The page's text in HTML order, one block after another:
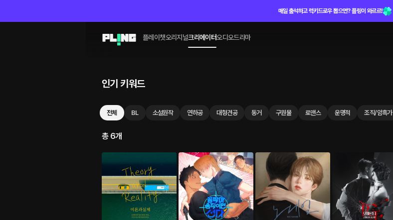
매일 출석하고 럭키드로우 뽑으면? 플링이 와르르!
플레이챗오리지널크리에이터오디오드라마
인기 키워드
전체 BL 소설원작 연하공 대형견공 동거 구원물 로맨스 운명적 조직/암흑가
총 6개